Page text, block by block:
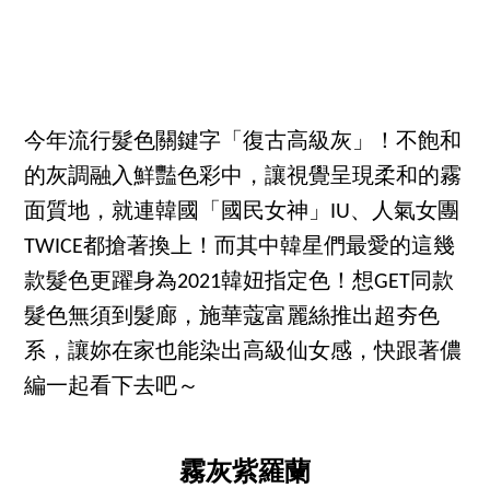
今年流行髮色關鍵字「復古高級灰」！不飽和
的灰調融入鮮豔色彩中，讓視覺呈現柔和的霧
面質地，就連韓國「國民女神」IU、人氣女團
TWICE都搶著換上！而其中韓星們最愛的這幾
款髮色更躍身為2021韓妞指定色！想GET同款
髮色無須到髮廊，施華蔻富麗絲推出超夯色
系，讓妳在家也能染出高級仙女感，快跟著儂
編一起看下去吧～
霧灰紫羅蘭